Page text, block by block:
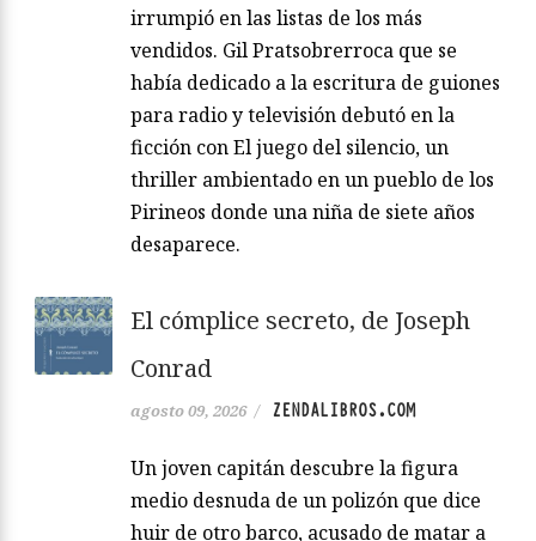
irrumpió en las listas de los más
vendidos. Gil Pratsobrerroca que se
había dedicado a la escritura de guiones
para radio y televisión debutó en la
ficción con El juego del silencio, un
thriller ambientado en un pueblo de los
Pirineos donde una niña de siete años
desaparece.
El cómplice secreto, de Joseph
Conrad
agosto 09, 2026 / ZENDALIBROS.COM
Un joven capitán descubre la figura
medio desnuda de un polizón que dice
huir de otro barco, acusado de matar a